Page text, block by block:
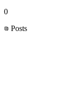
0
Posts